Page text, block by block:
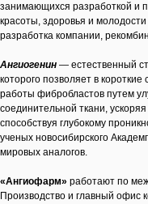
занимающихся разработкой и
красоты, здоровья и
разработка компании,
Ангиогенин — естественный
которого позволяет в
работы фибробластов путем
соединительной ткани,
способствуя глубокому
ученых новосибирского
мировых аналогов.
«Ангиофарм» работают по
Производство и главный офис